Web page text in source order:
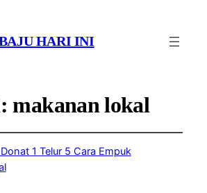
HARI INI
makanan lokal